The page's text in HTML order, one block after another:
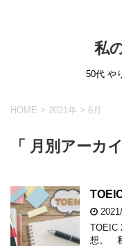
私
50代 や
HOME > 2021年 > 6月
「 月別アーカ
TOEIC
想。